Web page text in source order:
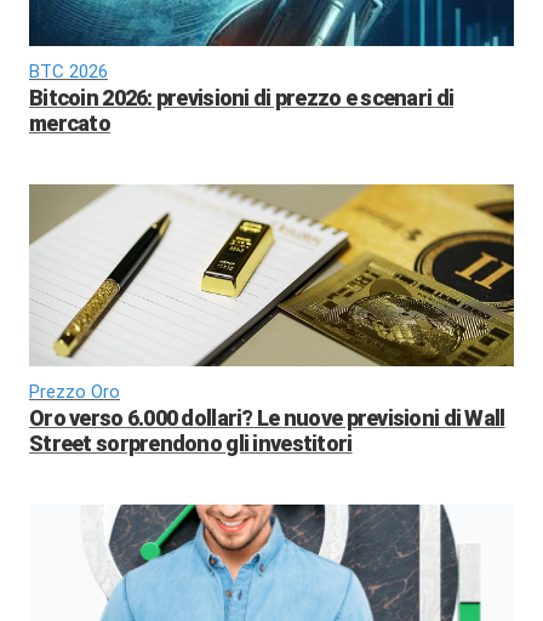
BTC 2026
Bitcoin 2026: previsioni di prezzo e scenari di
mercato
Prezzo Oro
Oro verso 6.000 dollari? Le nuove previsioni di Wall
Street sorprendono gli investitori